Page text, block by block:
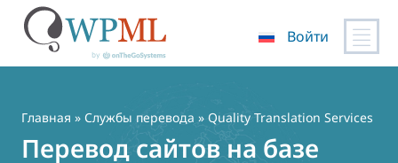
содержимому
Войти
Главная » Службы перевода » Quality Translation Services
Перевод сайтов на базе